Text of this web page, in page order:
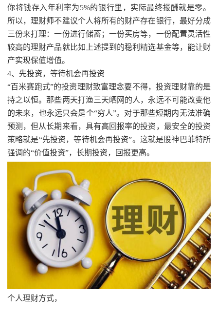
你将钱存入年利率为5%的银行里，实际最终报酬就是零。
所以，理财师不建议个人将所有的财产存在银行，最好分成
三份来打理：一份进行储蓄；一份买房等，一份配置灵活性
较高的理财产品就比如上述提到的稳利精选基金等，能让财
产实现保值增值。
4、先投资，等待机会再投资
“百米赛跑式”的投资理财致富理念要不得，投资理财靠的是
持之以恒。那些两天打渔三天晒网的人，永远不可能改变他
的未来，也永远只会是个“穷人”。对于那些短期内无法准确
预测，但从长期来看，具有高回报率的投资，最安全的投资
策略就是“先投资，等待机会再投资”。这就是股神巴菲特所
强调的“价值投资”，长期投资，回报更高。
个人理财方式，